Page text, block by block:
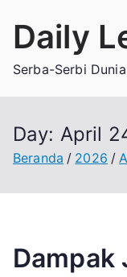
Daily
Serba-Serbi
Day: April
Beranda 2026
Dampak